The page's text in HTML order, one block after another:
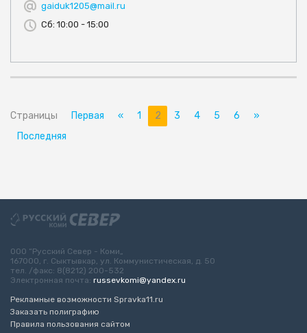
gaiduk1205@mail.ru
Сб: 10:00 - 15:00
Страницы Первая « 1 2 3 4 5 6
»
Последняя
ООО “Русский Север - Коми„
167000, г. Сыктывкар, ул. Коммунистическая, д. 50
тел. /факс: 8(8212) 200-532
Электронная почта: russevkomi@yandex.ru
Рекламные возможности Spravka11.ru
Заказать полиграфию
Правила пользования сайтом